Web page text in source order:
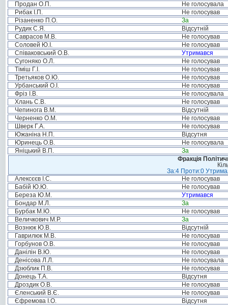
Продан О.П.
Не голосувала
Рибак І.П.
Не голосував
Різаненко П.О.
За
Рудик С.Я.
Відсутній
Саврасов М.В.
Не голосував
Соловей Ю.І.
Не голосував
Співаковський О.В.
Утримався
Сугоняко О.Л.
Не голосував
Тіміш Г.І.
Не голосував
Третьяков О.Ю.
Не голосував
Урбанський О.І.
Не голосував
Фріз І.В.
Не голосувала
Хлань С.В.
Не голосував
Чепинога В.М.
Відсутній
Черненко О.М.
Не голосував
Шверк Г.А.
Не голосував
Южаніна Н.П.
Відсутня
Юринець О.В.
Не голосувала
Яніцький В.П.
За
Фракція
За:4 Проти:0
Алексєєв І.С.
Не голосував
Бабій Ю.Ю.
Не голосував
Береза Ю.М.
Утримався
Бондар М.Л.
За
Бурбак М.Ю.
Не голосував
Величкович М.Р.
За
Вознюк Ю.В.
Відсутній
Гаврилюк М.В.
Не голосував
Горбунов О.В.
Не голосував
Данілін В.Ю.
Не голосував
Денісова Л.Л.
Не голосувала
Дзюблик П.В.
Не голосував
Донець Т.А.
Відсутня
Дроздик О.В.
Не голосував
Єленський В.Є.
Не голосував
Єфремова І.О.
Відсутня